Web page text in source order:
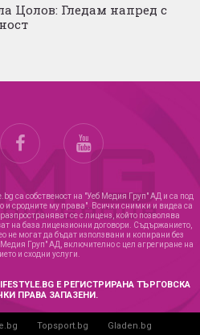
Цолов: Гледам напред с
са собственост на "Уеб Медия Груп" АД и са под
и сродните му права". Всички снимки и видеа са
се с лиценз, който позволява
на база лицензионни договори. Съдържанието,
не могат да бъдат използвани и копирани без
Груп" АД, включително с цел агрегиране на
и сходни услуги.
Е РЕГИСТРИРАНА ТЪРГОВСКА
ПРАВА ЗАПАЗЕНИ.
Topsport.bg Gladen.bg